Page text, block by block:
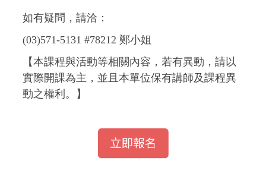
如有疑問，請洽：
(03)571-5131 #78212 鄭小姐
【本課程與活動等相關內容，若有異動，請以
實際開課為主，並且本單位保有講師及課程異
動之權利。】